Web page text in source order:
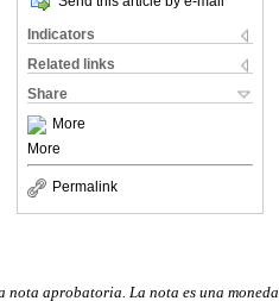
Indicators
Related links
Share
More
More
Permalink
nota aprobatoria. La nota es una moneda